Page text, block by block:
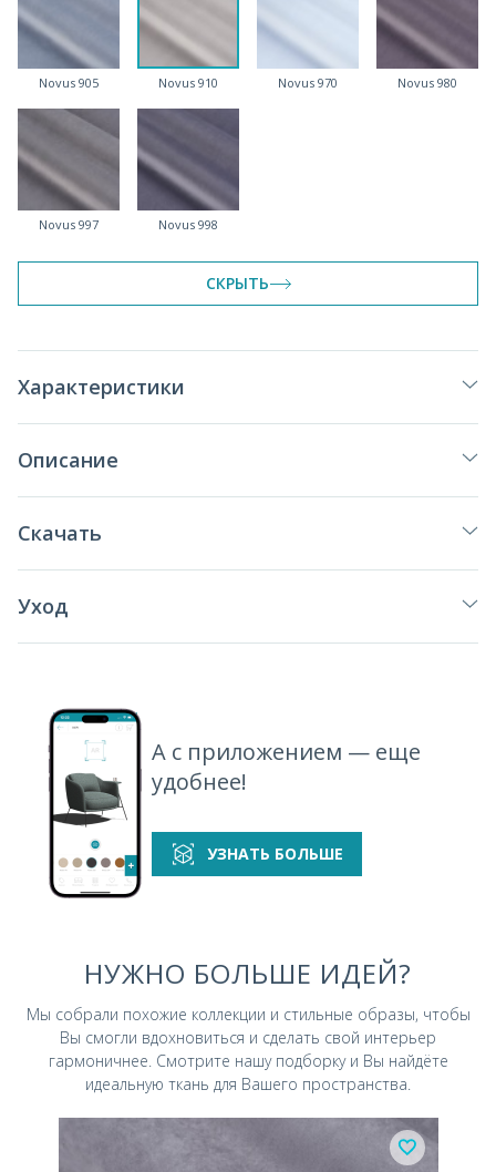
Novus 905 Novus 910 Novus 970 Novus 980
Novus 997 Novus 998
СКРЫТЬ
Характеристики
Описание
Скачать
Уход
А с приложением — еще
удобнее!
УЗНАТЬ БОЛЬШЕ
НУЖНО БОЛЬШЕ ИДЕЙ?
Мы собрали похожие коллекции и стильные образы, чтобы
Вы смогли вдохновиться и сделать свой интерьер
гармоничнее. Смотрите нашу подборку и Вы найдёте
идеальную ткань для Вашего пространства.